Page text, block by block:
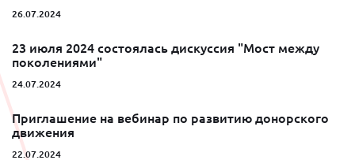
26.07.2024
23 июля 2024 состоялась дискуссия "Мост между
поколениями"
24.07.2024
Приглашение на вебинар по развитию донорского
движения
22.07.2024